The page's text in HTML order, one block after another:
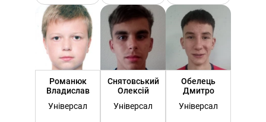
Романюк
Владислав
Універсал
Снятовський
Олексій
Універсал
Обелець
Дмитро
Універсал